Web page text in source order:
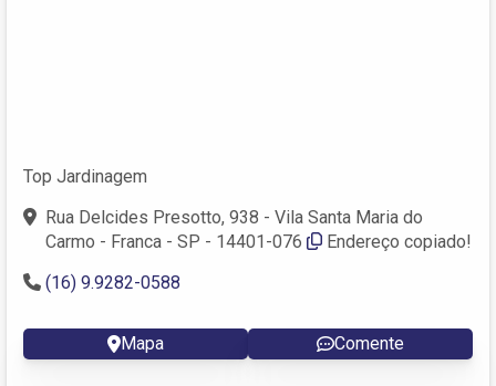
Top Jardinagem
Rua Delcides Presotto, 938 - Vila Santa Maria do
Carmo - Franca - SP - 14401-076
Endereço copiado!
(16) 9.9282-0588
Mapa Comente